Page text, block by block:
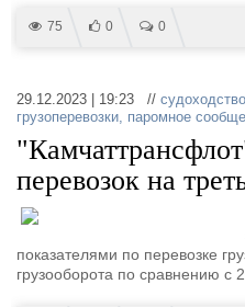
75 0 0
29.12.2023 | 19:23 // судоходство
грузоперевозки, паромное
перевозок на
показателями по перевозке
грузооборота по сравнению с